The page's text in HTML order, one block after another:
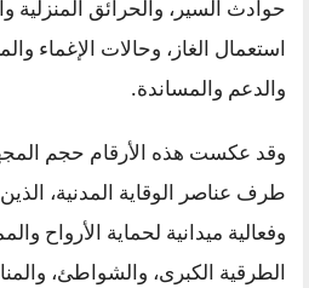
حوادث السير، والحرائق المنزلية
استعمال الغاز، وحالات الإغماء
والدعم والمساندة.
وقد عكست هذه الأرقام حجم
طرف عناصر الوقاية المدنية، الذين
وفعالية ميدانية لحماية الأرواح
الطرقية الكبرى، والشواطئ،